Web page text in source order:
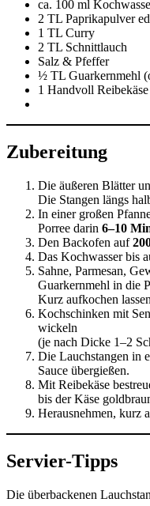
ca. 100 ml
2 TL Paprikapulver
1 TL Curry
2 TL Schnittlauch
Salz & Pfeffer
½ TL Guarkernmehl
1 Handvoll Reibekäse
Zubereitung
Die äußeren Blätter
Die Stangen längs
In einer großen
Porree darin 6–10
Den Backofen auf
Das Kochwasser bis
Sahne, Parmesan,
Guarkernmehl in die
Kurz aufkochen
Kochschinken mit
wickeln
(je nach Dicke 1–2
Die Lauchstangen in
Sauce übergießen.
Mit Reibekäse
bis der Käse
Herausnehmen, kurz
Servier-Tipps
Die überbackenen